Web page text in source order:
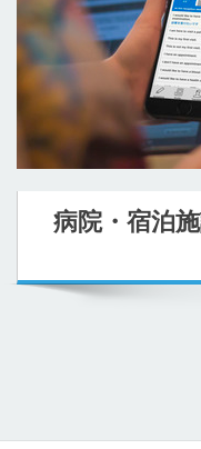
病院・宿泊